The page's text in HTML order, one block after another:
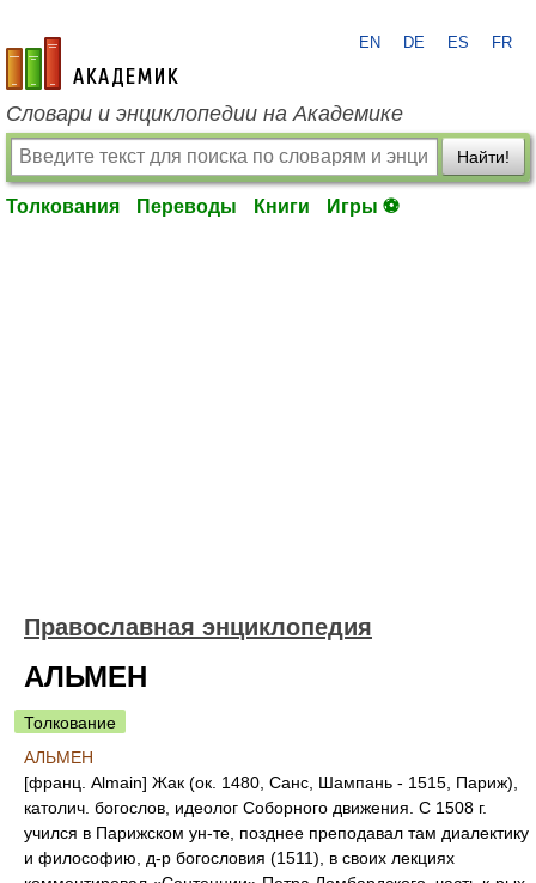
academic.ru
EN DE ES FR
Словари и энциклопедии на Академике
Найти!
Толкования Переводы Книги Игры ⚽
Православная энциклопедия
АЛЬМЕН
Толкование
АЛЬМЕН
[франц. Аlmain] Жак (ок. 1480, Санс, Шампань - 1515, Париж),
католич. богослов, идеолог Соборного движения. С 1508 г.
учился в Парижском ун-те, позднее преподавал там диалектику
и философию, д-р богословия (1511), в своих лекциях